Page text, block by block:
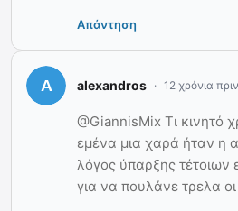
Απάντηση
alexandros 12 χρόνια πριν
@GiannisMix Τι κινητό
εμένα μια χαρά ήταν η
λόγος ύπαρξης
για να πουλάνε τρελα οι